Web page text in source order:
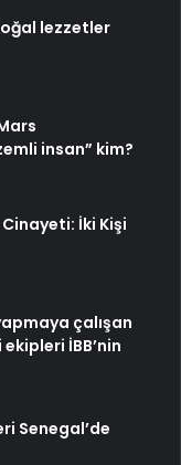
lezzetler
insan” kim?
İki Kişi
çalışan
İBB’nin
Senegal’de